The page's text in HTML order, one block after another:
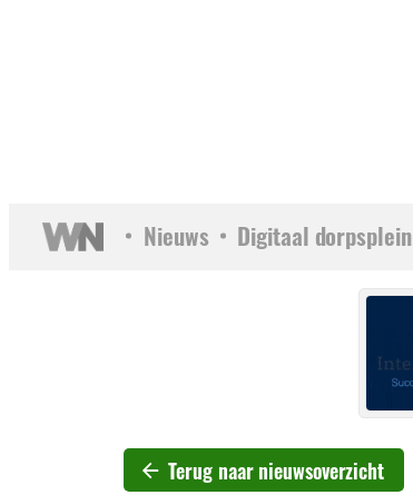
Nieuws Digitaal dorpsplein
Terug naar nieuwsoverzicht